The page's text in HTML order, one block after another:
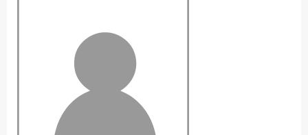
und Informatik
Fakultät Management,
Kultur und Technik
Fakultät Wirtschafts- und
Sozialwissenschaften
Finanzen